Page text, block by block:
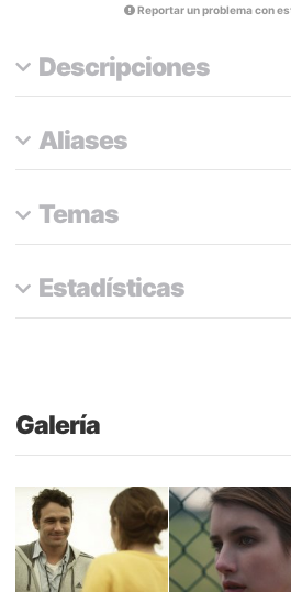
Reportar un problema con
Descripciones
Aliases
Temas
Estadísticas
Galería